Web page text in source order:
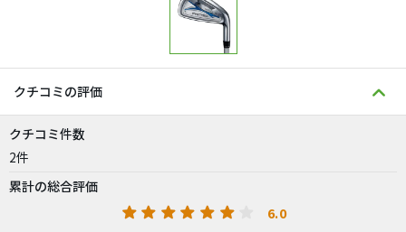
クチコミの評価
クチコミ件数
2件
累計の総合評価
6.0